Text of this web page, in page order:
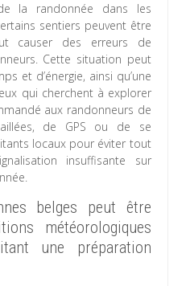
la randonnée dans les
sentiers peuvent être
causer des erreurs de
Cette situation peut
et d’énergie, ainsi qu’une
qui cherchent à explorer
aux randonneurs de
de GPS ou de se
locaux pour éviter tout
insuffisante sur
belges peut être
météorologiques
une préparation